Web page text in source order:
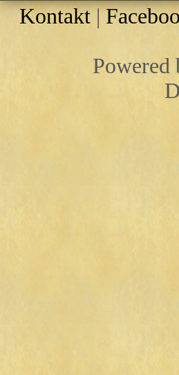
Kontakt |
Powered